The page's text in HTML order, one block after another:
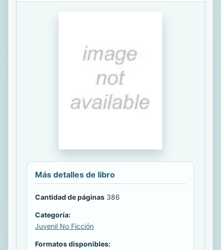
Más detalles de libro
Cantidad de páginas 386
Categoría:
Juvenil No Ficción
Formatos disponibles: